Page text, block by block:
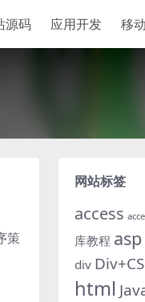
源码 应用开发 移
策
网站标签
access
库教程 asp
div
html